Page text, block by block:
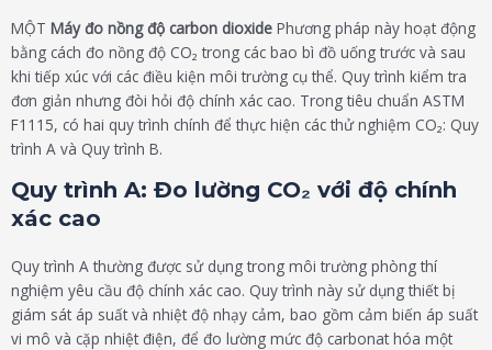
MỘT Máy đo nồng độ carbon dioxide Phương pháp này hoạt động
bằng cách đo nồng độ CO₂ trong các bao bì đồ uống trước và sau
khi tiếp xúc với các điều kiện môi trường cụ thể. Quy trình kiểm tra
đơn giản nhưng đòi hỏi độ chính xác cao. Trong tiêu chuẩn ASTM
F1115, có hai quy trình chính để thực hiện các thử nghiệm CO₂: Quy
trình A và Quy trình B.
Quy trình A: Đo lường CO₂ với độ chính
xác cao
Quy trình A thường được sử dụng trong môi trường phòng thí
nghiệm yêu cầu độ chính xác cao. Quy trình này sử dụng thiết bị
giám sát áp suất và nhiệt độ nhạy cảm, bao gồm cảm biến áp suất
vi mô và cặp nhiệt điện, để đo lường mức độ carbonat hóa một